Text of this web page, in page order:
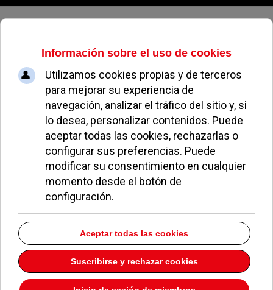
Sábado, 08 de agosto de 2026
Comienza la III fase de las obras
de acondicionamiento de La
Cabaña
REDACCIÓN NOTICIAS DE POZUELO 09 AGOSTO 2006
El Ayuntamiento de Pozuelo de Alarcón ha iniciado
las obras de acondicionamiento deaceras,
canalización eléctrica y aglomerado
Colonia La Cabaña. Las calles que se ven
afectadas por estas obras son Cáceres, León,
Badajoz, Ciudad Real, Palencia, Zamora y Valladolid.